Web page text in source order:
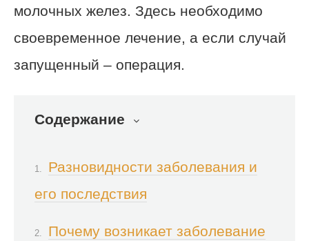
молочных желез. Здесь необходимо
своевременное лечение, а если случай
запущенный – операция.
Содержание
Разновидности заболевания и
его последствия
Почему возникает заболевание